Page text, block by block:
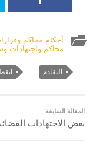
أحكام محاكم
محاكم واجتهادات
التقادم
المقالة السابقة
بعض الاجتهادات